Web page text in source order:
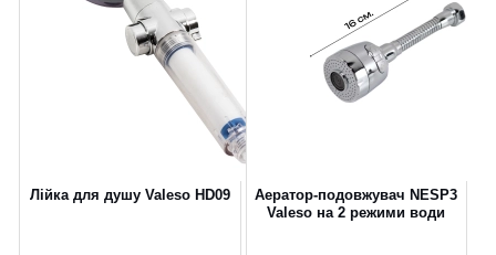
Лійка для душу Valeso HD09
Аератор-подовжувач NESP3
Valeso на 2 режими води